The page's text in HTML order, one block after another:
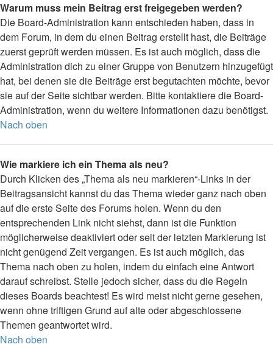
Warum muss mein Beitrag erst freigegeben werden?
Die Board-Administration kann entschieden haben, dass in
dem Forum, in dem du einen Beitrag erstellt hast, die Beiträge
zuerst geprüft werden müssen. Es ist auch möglich, dass die
Administration dich zu einer Gruppe von Benutzern hinzugefügt
hat, bei denen sie die Beiträge erst begutachten möchte, bevor
sie auf der Seite sichtbar werden. Bitte kontaktiere die Board-
Administration, wenn du weitere Informationen dazu benötigst.
Nach oben
Wie markiere ich ein Thema als neu?
Durch Klicken des „Thema als neu markieren“-Links in der
Beitragsansicht kannst du das Thema wieder ganz nach oben
auf die erste Seite des Forums holen. Wenn du den
entsprechenden Link nicht siehst, dann ist die Funktion
möglicherweise deaktiviert oder seit der letzten Markierung ist
nicht genügend Zeit vergangen. Es ist auch möglich, das
Thema nach oben zu holen, indem du einfach eine Antwort
darauf schreibst. Stelle jedoch sicher, dass du die Regeln
dieses Boards beachtest! Es wird meist nicht gerne gesehen,
wenn ohne triftigen Grund auf alte oder abgeschlossene
Themen geantwortet wird.
Nach oben